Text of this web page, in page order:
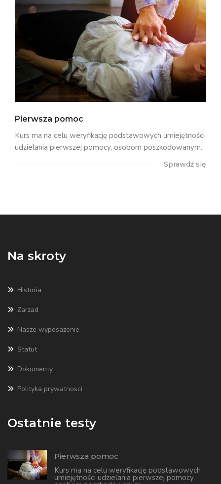
Pierwsza pomoc
Kurs ma na celu weryfikację podstawowych umiejętności
udzielania pierwszej pomocy, osobom poszkodowanym.
Sprawdź się
Na skroty
Historia
Zarzad
Nasze wyposazenie
Statut
Dokumenty
Polityka prywatnosci
Ostatnie testy
Pierwsza pomoc
Kurs ma na celu weryfikację podstawowych
umiejętności udzielania pierwszej pomocy,